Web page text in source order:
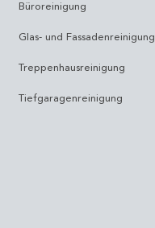
Büroreinigung
Glas- und Fassadenreinigung
Treppenhausreinigung
Tiefgaragenreinigung